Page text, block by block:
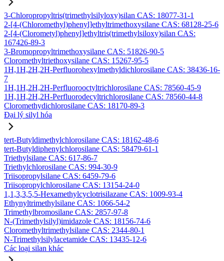
3-Chloropropyltris(trimethylsilyloxy)silan CAS: 18077-31-1
2-[4-(Chloromethyl)phenyl]ethyltrimethoxysilane CAS: 68128-25-6
2-[4-(Clorometyl)phenyl]ethyltris(trimethylsiloxy)silan CAS:
167426-89-3
3-Bromopropyltrimethoxysilane CAS: 51826-90-5
Cloromethyltriethoxysilane CAS: 15267-95-5
1H,1H,2H,2H-Perfluorohexylmethyldichlorosilane CAS: 38436-16-
7
1H,1H,2H,2H-Perfluorooctyltrichlorosilane CAS: 78560-45-9
1H,1H,2H,2H-Perfluorodecyltrichlorosilane CAS: 78560-44-8
Cloromethydichlorosilane CAS: 18170-89-3
Đại lý silyl hóa
tert-Butyldimethylchlorosilane CAS: 18162-48-6
tert-Butyldiphenylchlorosilane CAS: 58479-61-1
Triethylsilane CAS: 617-86-7
Triethylchlorosilane CAS: 994-30-9
Triisopropylsilane CAS: 6459-79-6
Triisopropylchlorosilane CAS: 13154-24-0
1,1,3,3,5,5-Hexamethylcyclotrisilazane CAS: 1009-93-4
Ethynyltrimethylsilane CAS: 1066-54-2
Trimethylbromosilane CAS: 2857-97-8
N-(Trimethylsilyl)imidazole CAS: 18156-74-6
Cloromethyltrimethylsilane CAS: 2344-80-1
N-Trimethylsilylacetamide CAS: 13435-12-6
Các loại silan khác